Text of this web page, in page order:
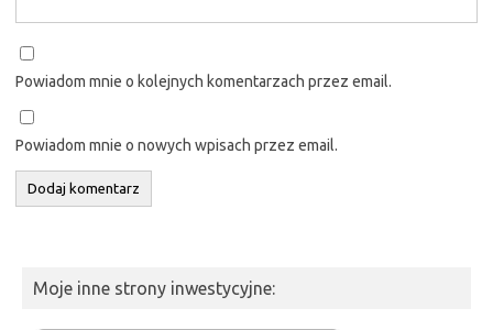
Powiadom mnie o kolejnych komentarzach przez email.
Powiadom mnie o nowych wpisach przez email.
Moje inne strony inwestycyjne: